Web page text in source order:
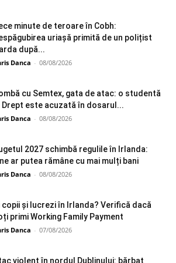
minute de teroare în Cobh:
uriașă primită de un polițist
după...
Danca - 08/08/2026
cu Semtex, gata de atac: o studentă
Drept este acuzată în dosarul...
Danca - 08/08/2026
2027 schimbă regulile în Irlanda:
ar putea rămâne cu mai mulți bani
Danca - 08/08/2026
copii și lucrezi în Irlanda? Verifică dacă
primi Working Family Payment
Danca - 07/08/2026
violent în nordul Dublinului: bărbat